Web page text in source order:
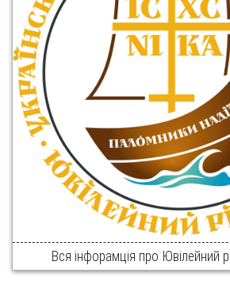
Вся інфорамція про Ювілейний